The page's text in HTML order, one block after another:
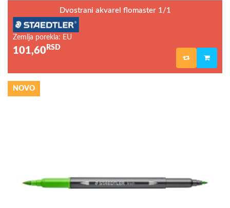
Dvostrani akvarel flomaster 1/1
Zemlja porekla: EU
101,60 RSD
NOVO